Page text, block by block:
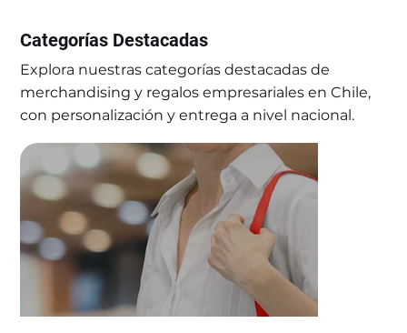
Categorías Destacadas
Explora nuestras categorías destacadas de
merchandising y regalos empresariales en Chile,
con personalización y entrega a nivel nacional.